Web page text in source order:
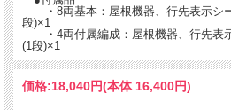
・8両基本：屋根機器、行先表示シ
段)×1
・4両付属編成：屋根機器、行先表
(1段)×1
価格:18,040円(本体 16,400円)